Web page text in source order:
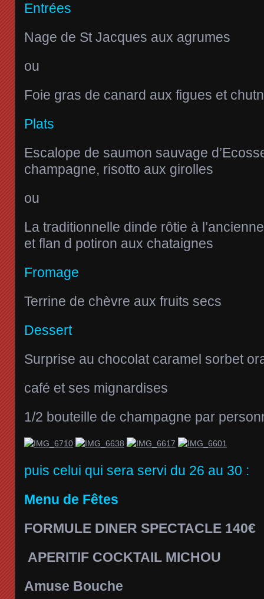
Entrées
Nage de St Jacques aux agrumes
ou
Foie gras de canard aux figues et
Plats
Escalope de saumon sauvage
champagne, risotto aux girolles
ou
La traditionnelle dinde rôtie à
et flan d potiron aux chataignes
Fromage
Terrine de chèvre aux fruits secs
Dessert
Surprise au chocolat caramel sorbet
café et ses mignardises
1/2 bouteille de champagne par
puis celui qui sera servi du 26 au 30 :
Menu de Fêtes
FORMULE DINER SPECTACLE 140€
APERITIF COCKTAIL MICHOU
Amuse Bouche